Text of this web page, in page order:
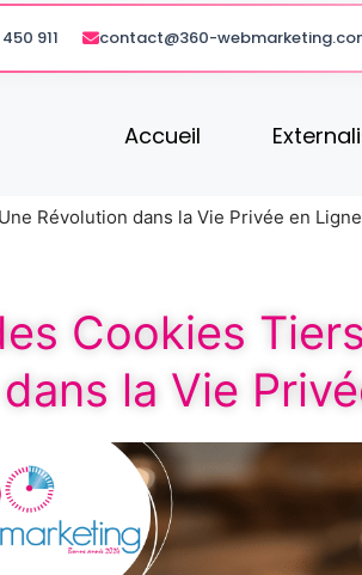
911 contact@360-
Accueil
Révolution dans la Vie Privée en Ligne
Cookies
dans la Vie